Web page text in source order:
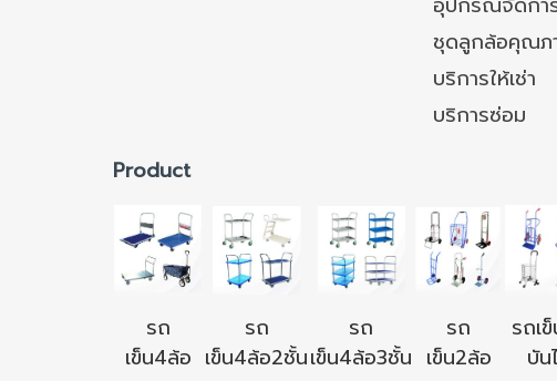
ชุดลูกล้อคุณภ
บริการให้เช่า
บริการซ่อม
Product
รถ
เข็น4ล้อ
รถ
เข็น4ล้อ2ชั้น
รถ
เข็น4ล้อ3ชั้น
รถ
เข็น2ล้อ
รถเ
บัน